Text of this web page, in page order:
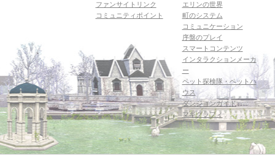
ファンサイトリンク
コミュニティポイント
エリンの世界
町のシステム
コミュニケーション
序盤のプレイ
スマートコンテンツ
インタラクションメーカ
ー
ペット探検隊・ペットハ
ウス
ダンジョンガイド
マギグラフィ